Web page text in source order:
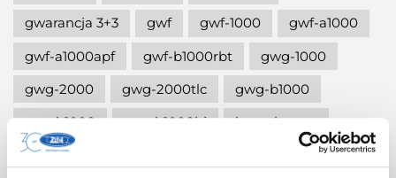
gwarancja 3+3
gwf gwf-1000
gwf-a1000
gwf-a1000apf
gwf-b1000rbt
gwg-1000
gwg-2000
gwg-2000tlc
gwg-b1000
gwr-b1000
gwr-b1000hj
hana-basara
hidden talents